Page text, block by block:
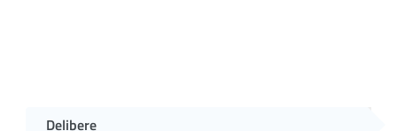
Delibere